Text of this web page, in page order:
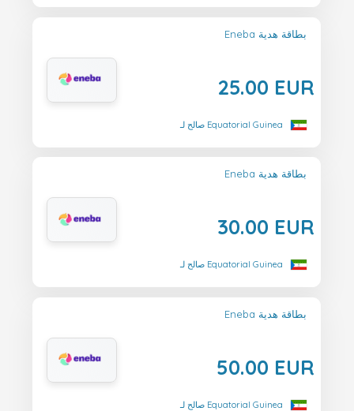
Eneba بطاقة هدية
25.00 EUR
صالح لـ Equatorial Guinea
Eneba بطاقة هدية
30.00 EUR
صالح لـ Equatorial Guinea
Eneba بطاقة هدية
50.00 EUR
صالح لـ Equatorial Guinea